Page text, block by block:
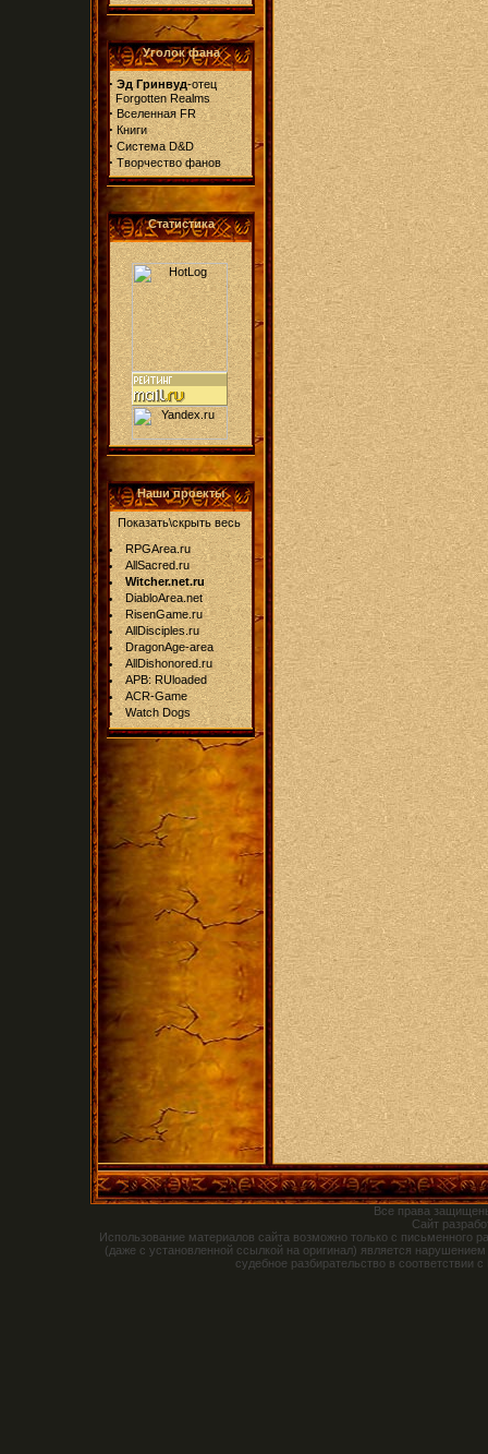
Уголок фана
· Эд Гринвуд-отец
Forgotten Realms
· Вселенная FR
· Книги
· Система D&D
· Творчество фанов
Статистика
Наши проекты
Показать\скрыть весь
RPGArea.ru
AllSacred.ru
Witcher.net.ru
DiabloArea.net
RisenGame.ru
AllDisciples.ru
DragonAge-area
AllDishonored.ru
APB: RUloaded
ACR-Game
Watch Dogs
Все права
Сайт
Использование материалов сайта возможно только с письменного
(даже с установленной ссылкой на оригинал) является
судебное разбирательство в